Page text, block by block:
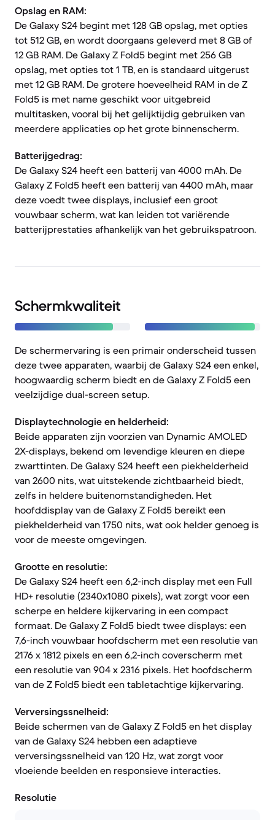
Opslag en RAM:
De Galaxy S24 begint met 128 GB opslag, met opties
tot 512 GB, en wordt doorgaans geleverd met 8 GB of
12 GB RAM. De Galaxy Z Fold5 begint met 256 GB
opslag, met opties tot 1 TB, en is standaard uitgerust
met 12 GB RAM. De grotere hoeveelheid RAM in de Z
Fold5 is met name geschikt voor uitgebreid
multitasken, vooral bij het gelijktijdig gebruiken van
meerdere applicaties op het grote binnenscherm.
Batterijgedrag:
De Galaxy S24 heeft een batterij van 4000 mAh. De
Galaxy Z Fold5 heeft een batterij van 4400 mAh, maar
deze voedt twee displays, inclusief een groot
vouwbaar scherm, wat kan leiden tot variërende
batterijprestaties afhankelijk van het gebruikspatroon.
Schermkwaliteit
De schermervaring is een primair onderscheid tussen
deze twee apparaten, waarbij de Galaxy S24 een enkel,
hoogwaardig scherm biedt en de Galaxy Z Fold5 een
veelzijdige dual-screen setup.
Displaytechnologie en helderheid:
Beide apparaten zijn voorzien van Dynamic AMOLED
2X-displays, bekend om levendige kleuren en diepe
zwarttinten. De Galaxy S24 heeft een piekhelderheid
van 2600 nits, wat uitstekende zichtbaarheid biedt,
zelfs in heldere buitenomstandigheden. Het
hoofddisplay van de Galaxy Z Fold5 bereikt een
piekhelderheid van 1750 nits, wat ook helder genoeg is
voor de meeste omgevingen.
Grootte en resolutie:
De Galaxy S24 heeft een 6,2-inch display met een Full
HD+ resolutie (2340x1080 pixels), wat zorgt voor een
scherpe en heldere kijkervaring in een compact
formaat. De Galaxy Z Fold5 biedt twee displays: een
7,6-inch vouwbaar hoofdscherm met een resolutie van
2176 x 1812 pixels en een 6,2-inch coverscherm met
een resolutie van 904 x 2316 pixels. Het hoofdscherm
van de Z Fold5 biedt een tabletachtige kijkervaring.
Verversingssnelheid:
Beide schermen van de Galaxy Z Fold5 en het display
van de Galaxy S24 hebben een adaptieve
verversingssnelheid van 120 Hz, wat zorgt voor
vloeiende beelden en responsieve interacties.
Resolutie